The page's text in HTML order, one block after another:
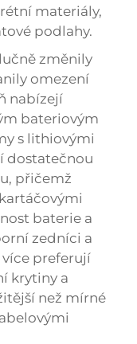
materiály,
podlahy.
změnily
omezení
nabízejí
bateriovým
s lithiovými
dostatečnou
přičemž
baterie a
zedníci a
preferují
krytiny a
než mírné